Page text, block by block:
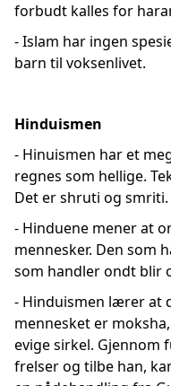
forbudt kalles for
- Islam har ingen
barn til voksenlivet.
Hinduismen
- Hinuismen har et
regnes som hellige.
Det er shruti og smriti.
- Hinduene mener at
mennesker. Den som
som handler ondt blir
- Hinduismen lærer at
mennesket er
evige sirkel. Gjennom
frelser og tilbe han,